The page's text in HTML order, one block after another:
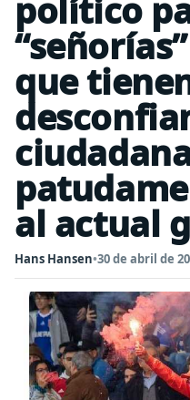
político
que
al actual
Hans Hansen•30 de abril de